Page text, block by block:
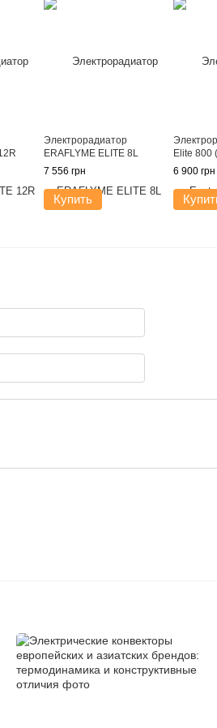
Электрорадиатор
ERAFLYME ELITE 8L
7 556 грн
Купить
Elite 800
6 900 грн